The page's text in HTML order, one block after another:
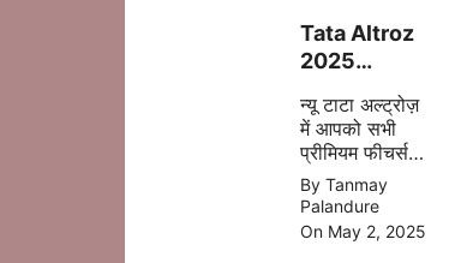
मिल जाता है |
Tata Altroz
2025
जानिए क्या-क्या
बदला है इस बार
न्यू टाटा अल्ट्रोज़
में आपको सभी
प्रीमियम फीचर्स
अपडेट
एक्सटीरियर के
साथ ज्यादा सेफ्टी,
पॉवरफुल इंजन
By Tanmay
Palandure
On May 2, 2025